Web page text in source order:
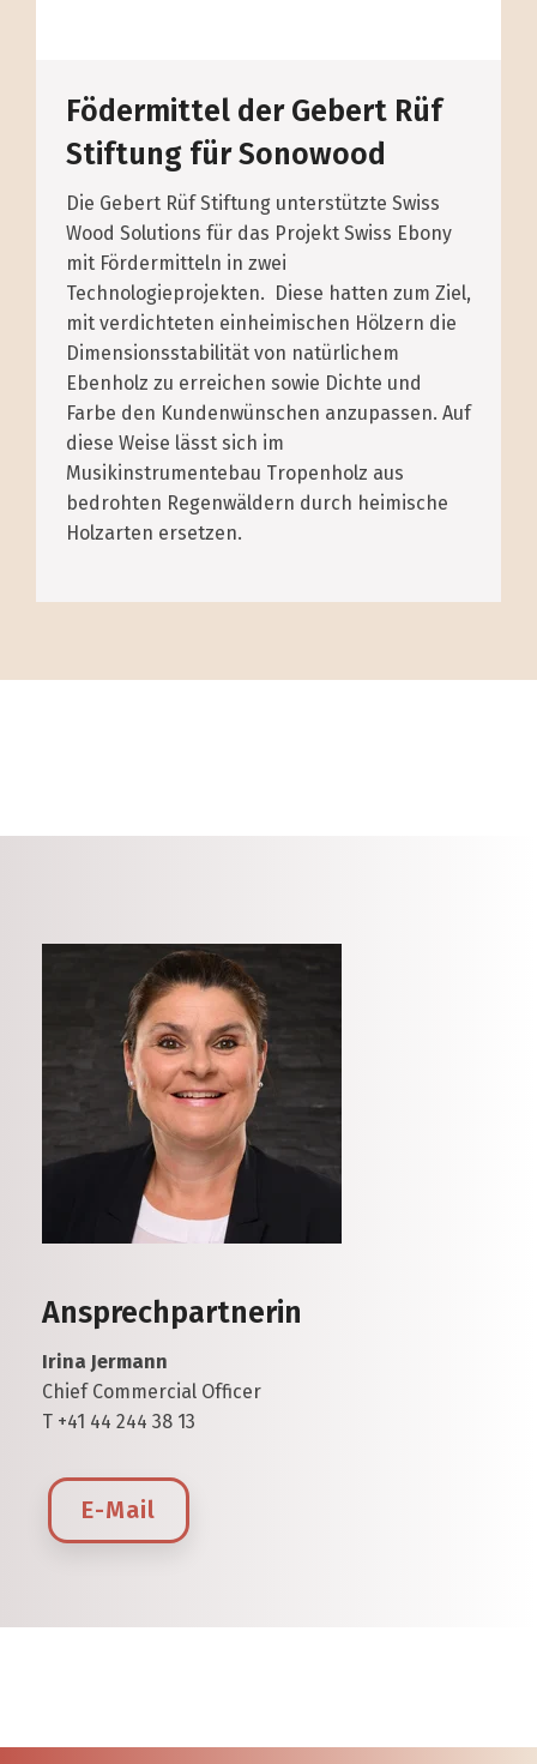
Födermittel der Gebert Rüf
Stiftung für Sonowood
Die Gebert Rüf Stiftung unterstützte Swiss
Wood Solutions für das Projekt Swiss Ebony
mit Fördermitteln in zwei
Technologieprojekten. Diese hatten zum Ziel,
mit verdichteten einheimischen Hölzern die
Dimensionsstabilität von natürlichem
Ebenholz zu erreichen sowie Dichte und
Farbe den Kundenwünschen anzupassen. Auf
diese Weise lässt sich im
Musikinstrumentebau Tropenholz aus
bedrohten Regenwäldern durch heimische
Holzarten ersetzen.
Ansprechpartnerin
Irina Jermann
Chief Commercial Officer
T +41 44 244 38 13
E-Mail